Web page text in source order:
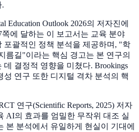
.
Education Outlook 2026의 저자진에
에 달하는 이 보고서는 교육 분야
포괄적인 정책 분석을 제공하며, "학
름길"이라는 핵심 경고는 본 연구의
결정적 영향을 미쳤다. Brookings
성 연구 또한 디지털 격차 분석의 핵
연구(Scientific Reports, 2025) 저자
AI의 효과를 엄밀한 무작위 대조 실
본 분석에서 유일하게 현실이 기대에